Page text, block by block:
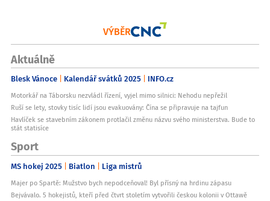
VÝBĚR
Aktuálně
Blesk Vánoce Kalendář svátků 2025 INFO.cz
Motorkář na Táborsku nezvládl řízení, vyjel mimo silnici: Nehodu nepřežil
Ruší se lety, stovky tisíc lidí jsou evakuovány: Čína se připravuje na tajfun
Havlíček se stavebním zákonem protlačil změnu názvu svého ministerstva. Bude to
stát statisíce
Sport
MS hokej 2025 Biatlon Liga mistrů
Majer po Spartě: Mužstvo bych nepodceňoval! Byl přísný na hrdinu zápasu
Bejvávalo. 5 hokejistů, kteří před čtvrt stoletím vytvořili českou kolonii v Ottawě